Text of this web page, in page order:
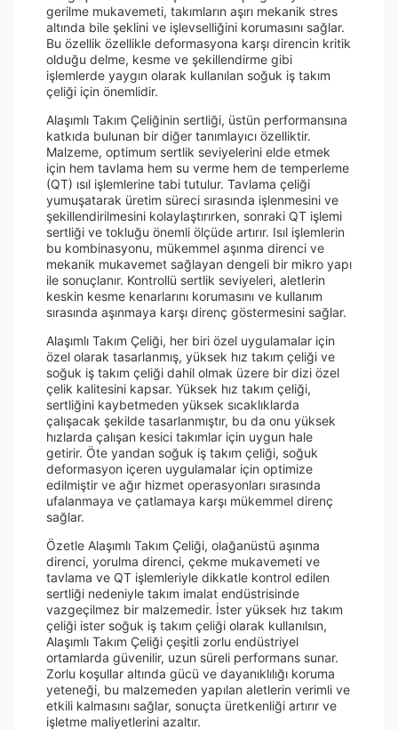
gerilme mukavemeti, takımların aşırı mekanik stres
altında bile şeklini ve işlevselliğini korumasını sağlar.
Bu özellik özellikle deformasyona karşı direncin kritik
olduğu delme, kesme ve şekillendirme gibi
işlemlerde yaygın olarak kullanılan soğuk iş takım
çeliği için önemlidir.
Alaşımlı Takım Çeliğinin sertliği, üstün performansına
katkıda bulunan bir diğer tanımlayıcı özelliktir.
Malzeme, optimum sertlik seviyelerini elde etmek
için hem tavlama hem su verme hem de temperleme
(QT) ısıl işlemlerine tabi tutulur. Tavlama çeliği
yumuşatarak üretim süreci sırasında işlenmesini ve
şekillendirilmesini kolaylaştırırken, sonraki QT işlemi
sertliği ve tokluğu önemli ölçüde artırır. Isıl işlemlerin
bu kombinasyonu, mükemmel aşınma direnci ve
mekanik mukavemet sağlayan dengeli bir mikro yapı
ile sonuçlanır. Kontrollü sertlik seviyeleri, aletlerin
keskin kesme kenarlarını korumasını ve kullanım
sırasında aşınmaya karşı direnç göstermesini sağlar.
Alaşımlı Takım Çeliği, her biri özel uygulamalar için
özel olarak tasarlanmış, yüksek hız takım çeliği ve
soğuk iş takım çeliği dahil olmak üzere bir dizi özel
çelik kalitesini kapsar. Yüksek hız takım çeliği,
sertliğini kaybetmeden yüksek sıcaklıklarda
çalışacak şekilde tasarlanmıştır, bu da onu yüksek
hızlarda çalışan kesici takımlar için uygun hale
getirir. Öte yandan soğuk iş takım çeliği, soğuk
deformasyon içeren uygulamalar için optimize
edilmiştir ve ağır hizmet operasyonları sırasında
ufalanmaya ve çatlamaya karşı mükemmel direnç
sağlar.
Özetle Alaşımlı Takım Çeliği, olağanüstü aşınma
direnci, yorulma direnci, çekme mukavemeti ve
tavlama ve QT işlemleriyle dikkatle kontrol edilen
sertliği nedeniyle takım imalat endüstrisinde
vazgeçilmez bir malzemedir. İster yüksek hız takım
çeliği ister soğuk iş takım çeliği olarak kullanılsın,
Alaşımlı Takım Çeliği çeşitli zorlu endüstriyel
ortamlarda güvenilir, uzun süreli performans sunar.
Zorlu koşullar altında gücü ve dayanıklılığı koruma
yeteneği, bu malzemeden yapılan aletlerin verimli ve
etkili kalmasını sağlar, sonuçta üretkenliği artırır ve
işletme maliyetlerini azaltır.